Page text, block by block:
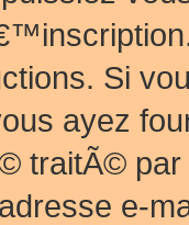
Si
ayez
traitÃ© par
e-